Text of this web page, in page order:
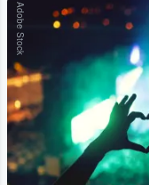
Adobe Stock